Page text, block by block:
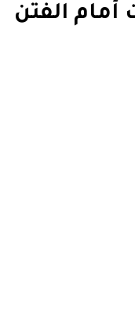
أمام الفتن